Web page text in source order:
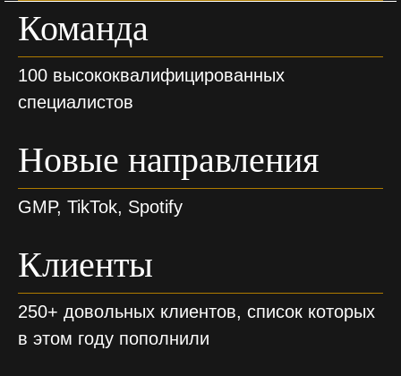
Команда
100 высококвалифицированных
специалистов
Новые направления
GMP, TikTok, Spotify
Клиенты
250+ довольных клиентов, список которых
в этом году пополнили